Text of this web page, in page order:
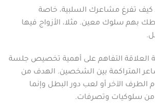
كيف تفرغ مشاعرك السلبية، خاصة
بهم سلوك معين. مثلا، الأزواج فيها
العلاقة التفاهم على أهمية تخصيص جلسة
المتراكمة بين الشخصين. الهدف من
الآخر أو لعب دور البطل وإنما
من سلوكيات وتصرفات.